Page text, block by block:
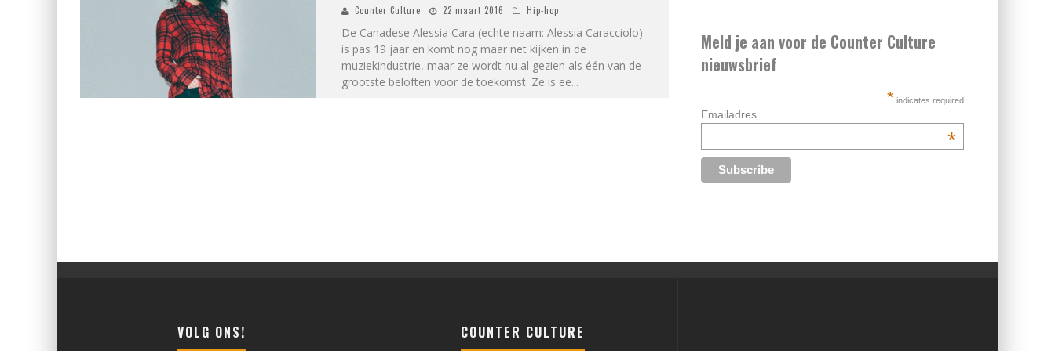
Counter Culture 22 maart 2016 Hip-hop
De Canadese Alessia Cara (echte naam: Alessia Caracciolo)
is pas 19 jaar en komt nog maar net kijken in de
muziekindustrie, maar ze wordt nu al gezien als één van de
grootste beloften voor de toekomst. Ze is ee...
Meld je aan voor de Counter Culture
nieuwsbrief
* indicates required
Emailadres
*
VOLG ONS! COUNTER CULTURE